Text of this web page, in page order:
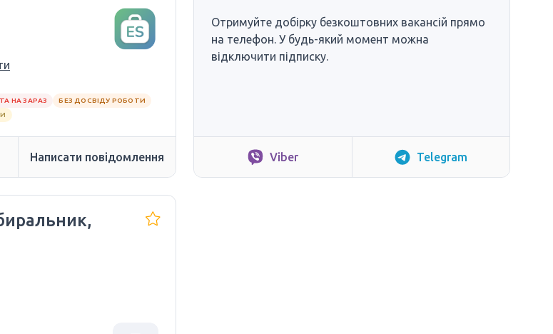
НА ЗАРАЗ
БЕЗ ДОСВІДУ РОБОТИ
Написати повідомлення
Отримуйте добірку безкоштовних вакансій прямо
на телефон. У будь-який момент можна
відключити підписку.
Viber Telegram